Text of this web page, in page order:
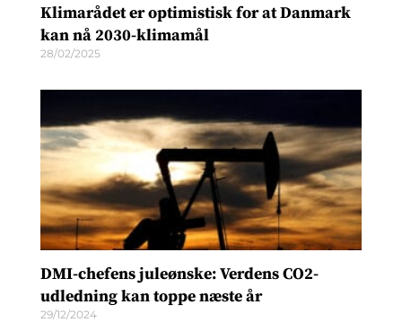
Klimarådet er optimistisk for at Danmark
kan nå 2030-klimamål
28/02/2025
DMI-chefens juleønske: Verdens CO2-
udledning kan toppe næste år
29/12/2024